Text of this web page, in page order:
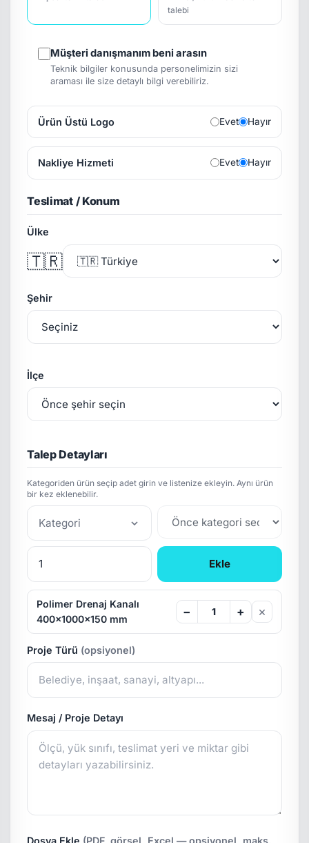
talebi
Müşteri danışmanım beni arasın
Teknik bilgiler konusunda personelimizin sizi
araması ile size detaylı bilgi verebiliriz.
Ürün Üstü Logo Evet Hayır
Nakliye Hizmeti Evet Hayır
Teslimat / Konum
Ülke
🇹🇷
Şehir
İlçe
Talep Detayları
Kategoriden ürün seçip adet girin ve listenize ekleyin. Aynı ürün
bir kez eklenebilir.
Kategori
Ekle
Polimer Drenaj Kanalı
400x1000x150 mm
− + ×
Proje Türü (opsiyonel)
Mesaj / Proje Detayı
Dosya Ekle (PDF, görsel, Excel — opsiyonel, maks.